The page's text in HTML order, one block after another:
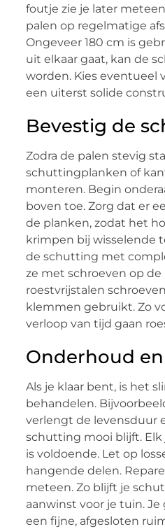
foutje zie je later
palen op regelmatige
Ongeveer 180 cm is
uit elkaar gaat, kan de
worden. Kies eventueel
een uiterst solide
Bevestig de
Zodra de palen stevig
schuttingplanken of
monteren. Begin
boven toe. Zorg dat er
de planken, zodat het
krimpen bij wisselende
de schutting met
ze met schroeven op de
roestvrijstalen
klemmen gebruikt. Zo
verloop van tijd gaan
Onderhoud
Als je klaar bent, is het
behandelen.
verlengt de levensduur
schutting mooi blijft. Elk
is voldoende. Let op
hangende delen.
meteen. Zo blijft je
aanwinst voor je tuin.
een fijne, afgesloten